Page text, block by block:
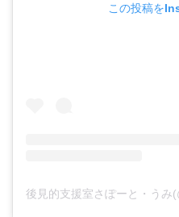
この投稿を